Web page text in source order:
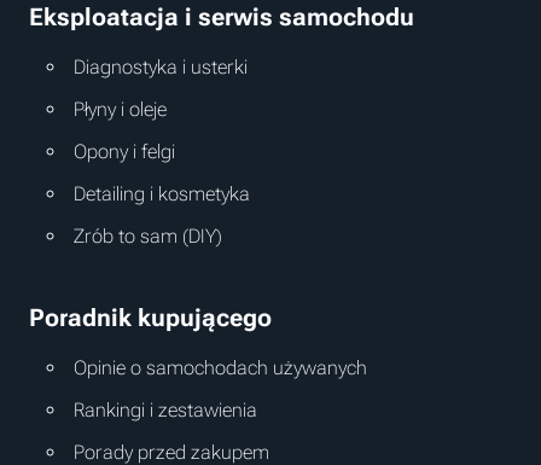
Eksploatacja i serwis samochodu
Diagnostyka i usterki
Płyny i oleje
Opony i felgi
Detailing i kosmetyka
Zrób to sam (DIY)
Poradnik kupującego
Opinie o samochodach używanych
Rankingi i zestawienia
Porady przed zakupem